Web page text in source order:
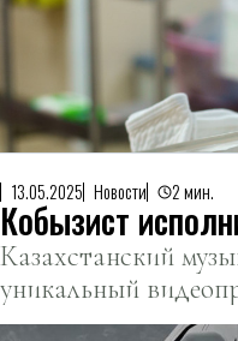
13.05.2025 Новости 2 мин.
Кобызист
Казахстанский
уникальный
произведение